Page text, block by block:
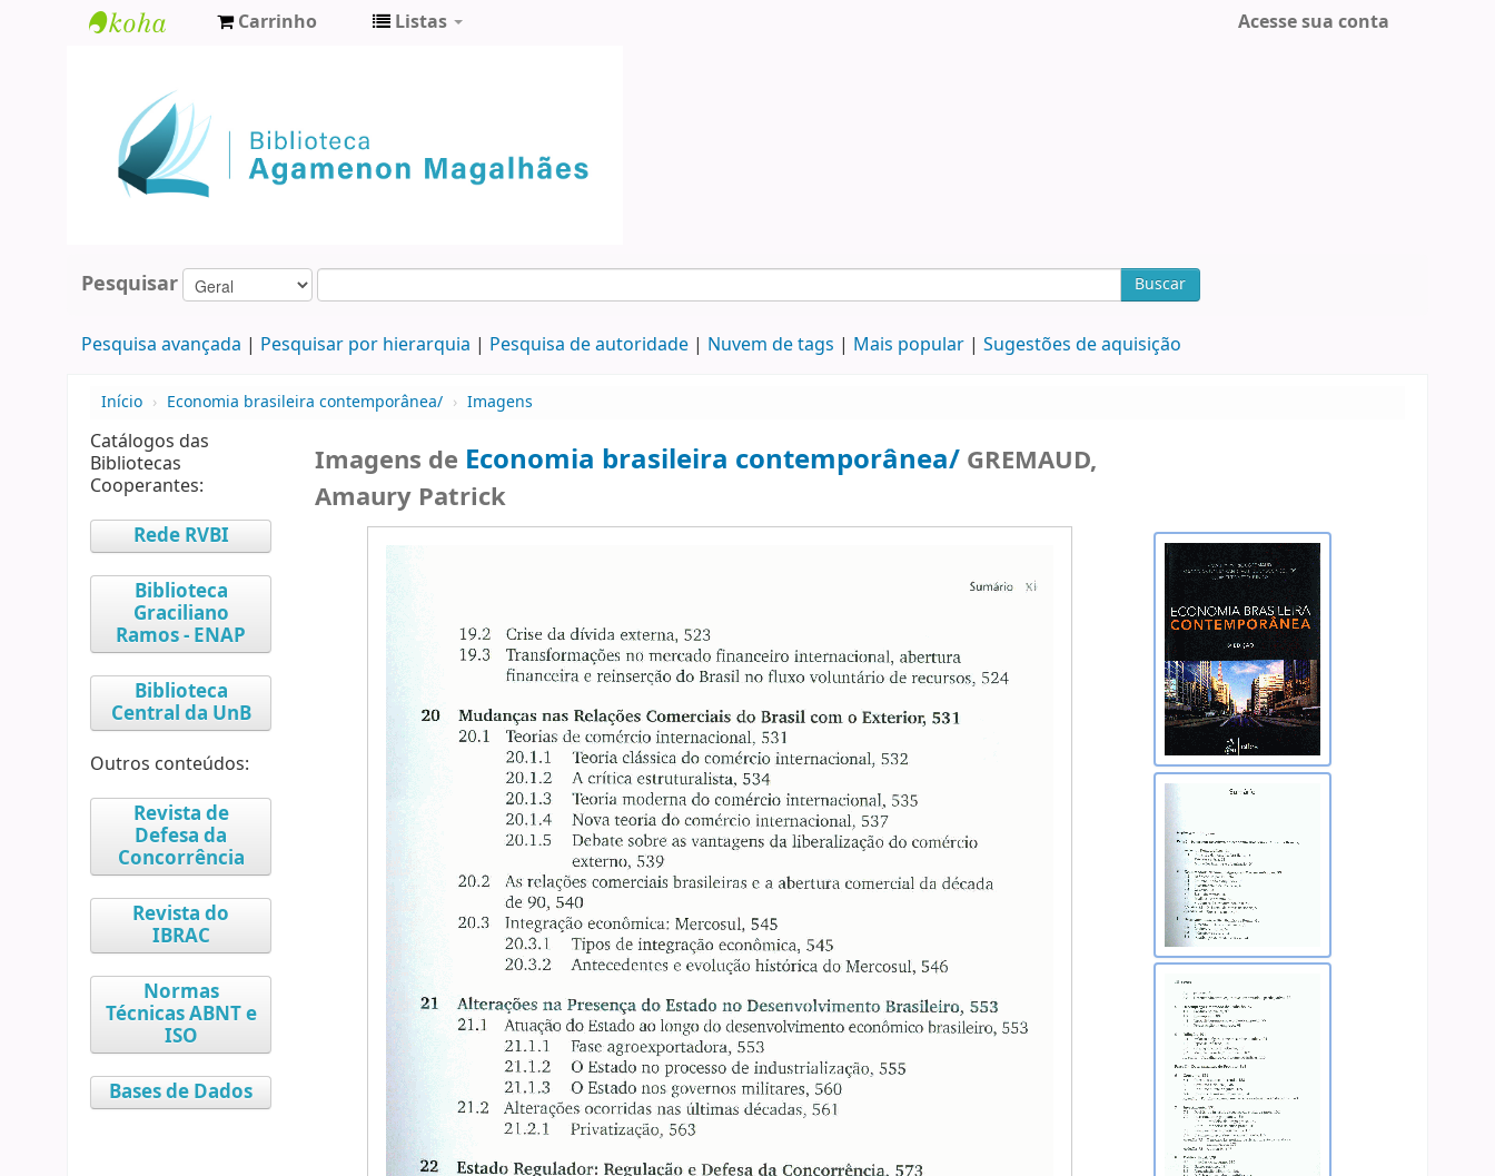
Agamenon
Magalhães
Carrinho Listas Acesse sua conta
Pesquisar Buscar
Pesquisa avançada Pesquisar por hierarquia Pesquisa de autoridade Nuvem de tags Mais popular Sugestões de aquisição
Início › Economia brasileira contemporânea/ › Imagens
Catálogos das
Bibliotecas
Cooperantes:
Rede RVBI
Biblioteca
Graciliano
Ramos - ENAP
Biblioteca
Central da UnB
Outros conteúdos:
Revista de
Defesa da
Concorrência
Revista do
IBRAC
Normas
Técnicas ABNT e
ISO
Bases de Dados
Imagens de Economia brasileira contemporânea/ GREMAUD,
Amaury Patrick